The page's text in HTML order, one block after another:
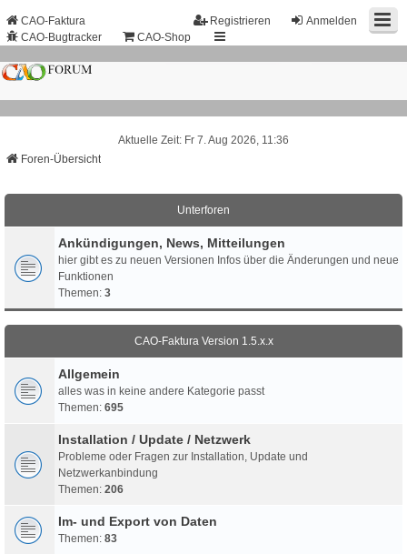
Anmelden
Registrieren
CAO-Faktura
CAO-Bugtracker
CAO-Shop
Aktuelle Zeit: Fr 7. Aug 2026, 11:36
Foren-Übersicht
Unterforen
Ankündigungen, News, Mitteilungen
hier gibt es zu neuen Versionen Infos über die Änderungen und neue
Funktionen
Themen: 3
CAO-Faktura Version 1.5.x.x
Allgemein
alles was in keine andere Kategorie passt
Themen: 695
Installation / Update / Netzwerk
Probleme oder Fragen zur Installation, Update und
Netzwerkanbindung
Themen: 206
Im- und Export von Daten
Themen: 83